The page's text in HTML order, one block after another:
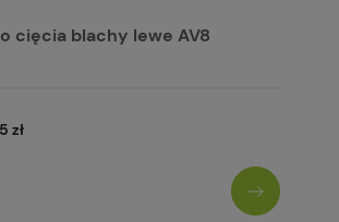
cięcia blachy lewe AV8
zł